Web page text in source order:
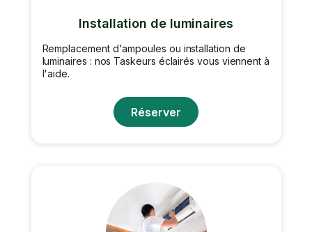
Installation de luminaires
Remplacement d'ampoules ou installation de
luminaires : nos Taskeurs éclairés vous viennent à
l'aide.
Réserver